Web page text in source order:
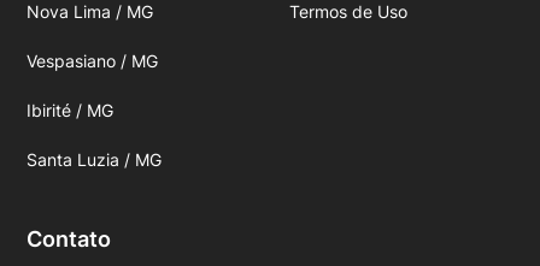
Nova Lima / MG
Vespasiano / MG
Ibirité / MG
Santa Luzia / MG
Termos de Uso
Contato